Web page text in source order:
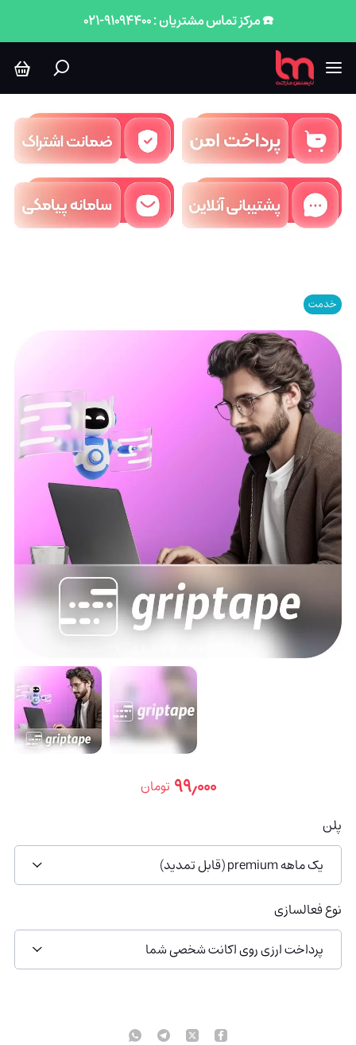
☎️ مرکز تماس مشتریان : 91094400-021
خدمت
۹۹٫۰۰۰ تومان
پلن
یک ماهه premium (قابل تمدید)
نوع فعالسازی
پرداخت ارزی روی اکانت شخصی شما